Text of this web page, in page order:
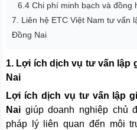
6.4 Chi phí minh bạch và đồng
7. Liên hệ ETC Việt Nam tư vấn
Đồng Nai
1. Lợi ích dịch vụ tư vấn lập
Nai
Lợi ích dịch vụ tư vấn lập
Nai giúp doanh nghiệp chủ
pháp lý liên quan đến môi